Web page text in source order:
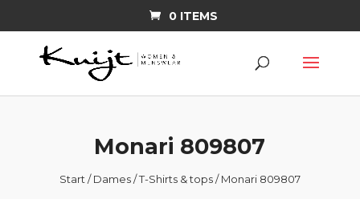
0 ITEMS
Monari 809807
Start /Dames/T-Shirts & tops/ Monari 809807